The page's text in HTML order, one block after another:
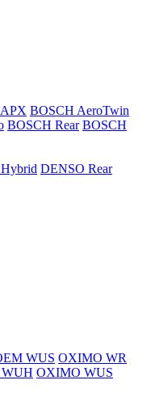
BOSCH AeroTwin
BOSCH Rear BOSCH
DENSO Rear
WUS OXIMO WR
OXIMO WUS